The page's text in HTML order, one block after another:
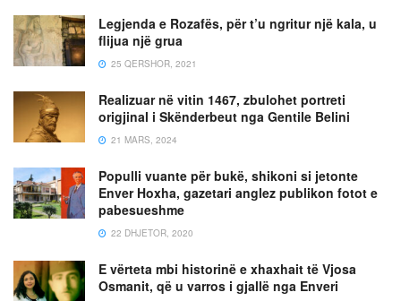
Legjenda e Rozafës, për t’u ngritur një kala, u
flijua një grua
25 QERSHOR, 2021
Realizuar në vitin 1467, zbulohet portreti
origjinal i Skënderbeut nga Gentile Belini
21 MARS, 2024
Populli vuante për bukë, shikoni si jetonte
Enver Hoxha, gazetari anglez publikon fotot e
pabesueshme
22 DHJETOR, 2020
E vërteta mbi historinë e xhaxhait të Vjosa
Osmanit, që u varros i gjallë nga Enveri